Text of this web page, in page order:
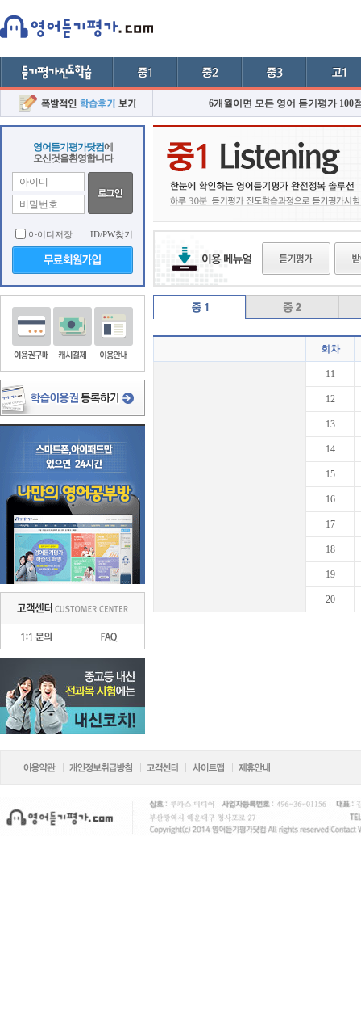
6개월이면 모든 영어 듣기평가 100
영어듣기평가닷컴에
오신것을환영합니다
아이디저장 ID/PW찾기
회차
11
12
13
14
15
16
17
18
19
20